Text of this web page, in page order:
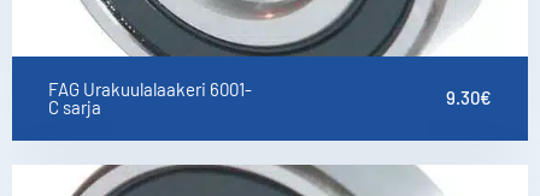
FAG Urakuulalaakeri 6001-
C sarja
9.30€